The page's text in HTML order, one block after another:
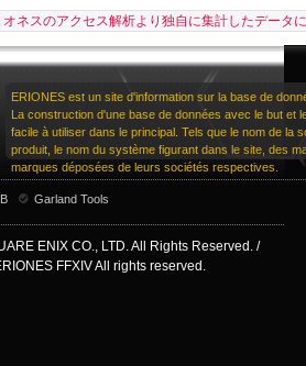
ネスのアクセス解析より独自に集計したデータ
ERIONES est un site d'information sur la base de
La construction d'une base de données avec le but et
facile à utiliser dans le principal. Tels que le nom de la
produit, le nom du système figurant dans le site, des
marques déposées de leurs sociétés respectives.
Garland Tools
ENIX CO., LTD. All Rights Reserved. /
FFXIV All rights reserved.